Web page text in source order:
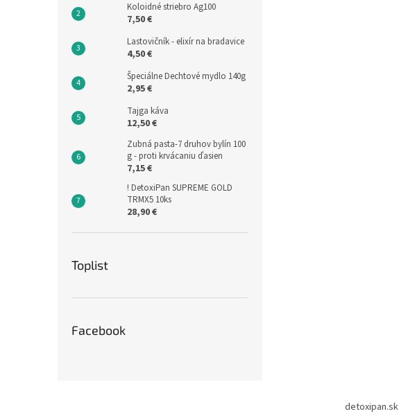
Koloidné striebro Ag100
7,50 €
Lastovičník - elixír na bradavice
4,50 €
Špeciálne Dechtové mydlo 140g
2,95 €
Tajga káva
12,50 €
Zubná pasta-7 druhov bylín 100
g - proti krvácaniu ďasien
7,15 €
! DetoxiPan SUPREME GOLD
TRMX5 10ks
28,90 €
Toplist
Facebook
detoxipan.sk